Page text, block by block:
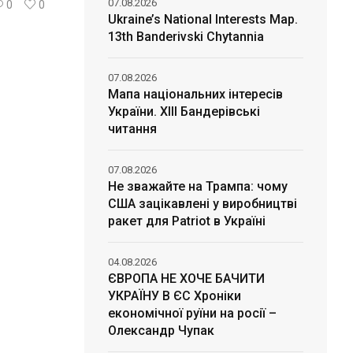
0 0
Ukraine’s National Interests Map.
13th Banderivski Chytannia
07.08.2026
Мапа національних інтересів
України. ХІІІ Бандерівські
читання
07.08.2026
Не зважайте на Трампа: чому
США зацікавлені у виробництві
ракет для Patriot в Україні
07.08.2026
ЄВРОПА НЕ ХОЧЕ БАЧИТИ
УКРАЇНУ В ЄС Хроніки
економічної руїни на росії –
Олександр Чупак
04.08.2026